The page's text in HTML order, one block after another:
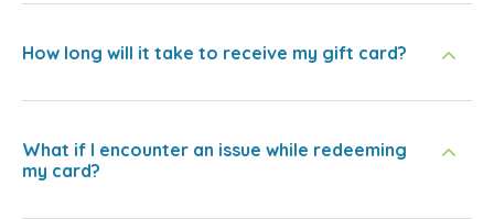
How long will it take to receive my gift card?
What if I encounter an issue while redeeming
my card?